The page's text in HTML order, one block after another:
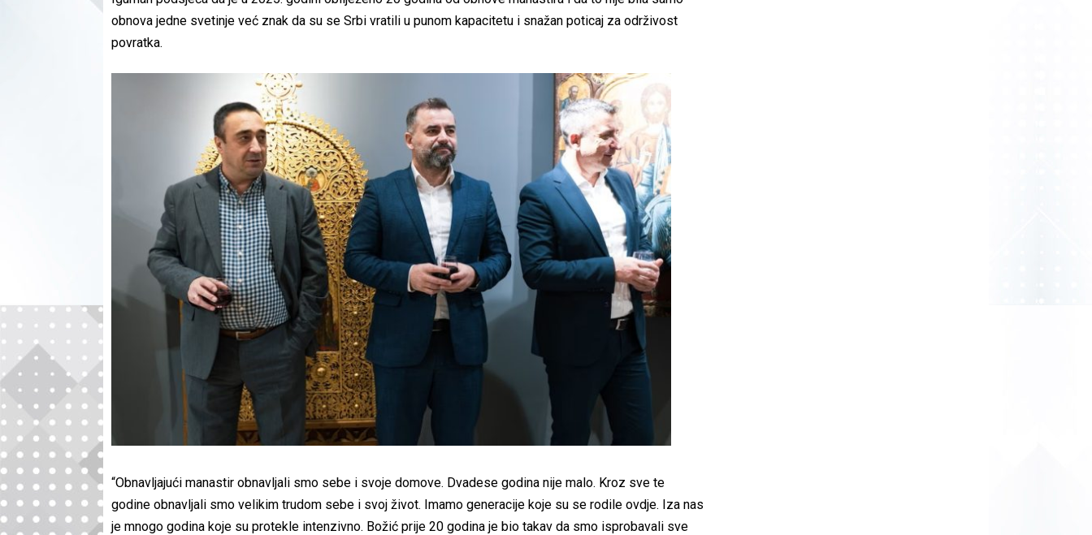
obnova jedne svetinje već znak da su se Srbi vratili u punom kapacitetu i snažan poticaj za održivost
povratka.
“Obnavljajući manastir obnavljali smo sebe i svoje domove. Dvadese godina nije malo. Kroz sve te
godine obnavljali smo velikim trudom sebe i svoj život. Imamo generacije koje su se rodile ovdje. Iza nas
je mnogo godina koje su protekle intenzivno. Božić prije 20 godina je bio takav da smo isprobavali sve